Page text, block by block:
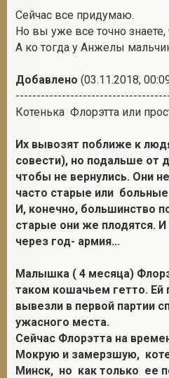
Сейчас все придумаю.
Но вы уже все точно знаете,
А ко тогда у Анжелы
Добавлено (03.11.2018,
Котенька Флорэтта или
Их вывозят поближе к
совести), но подальше от
чтобы не вернулись. Они
часто старые или
И, конечно, большинство
старые они же плодятся.
через год- армия...
Малышка ( 4 месяца)
таком кошачьем гетто.
вывезли в первой партии
ужасного места.
Сейчас Флорэтта на
Мокрую и замерзшую,
Минск, но как только ее